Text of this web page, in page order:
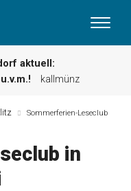
aktuell:
kallmünz
Unser aktuelles
Sommerferien-Leseclub
in